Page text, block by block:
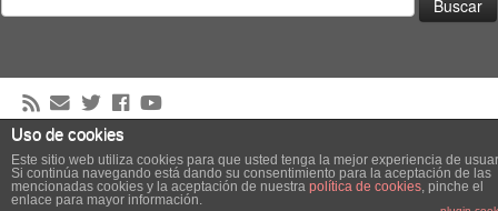
·© 2026
Diseñado con elTema Customizr·
Uso de cookies
Este sitio web utiliza cookies para que usted tenga la mejor experiencia de
Si continúa navegando está dando su consentimiento para la aceptación de las
mencionadas cookies y la aceptación de nuestra política de cookies, pinche el
enlace para mayor información.
Podcast powered by